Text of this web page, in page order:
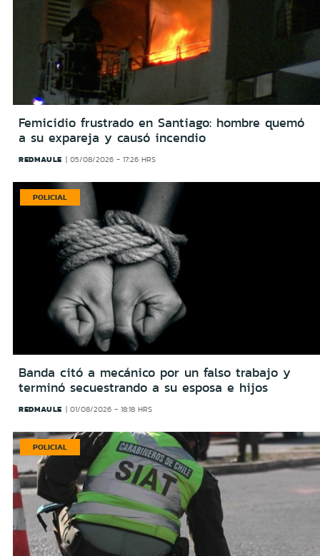
Femicidio frustrado en Santiago: hombre quemó
a su expareja y causó incendio
REDMAULE 05/08/2026 - 17:26 HRS
POLICIAL
Banda citó a mecánico por un falso trabajo y
terminó secuestrando a su esposa e hijos
REDMAULE 01/08/2026 - 18:18 HRS
POLICIAL